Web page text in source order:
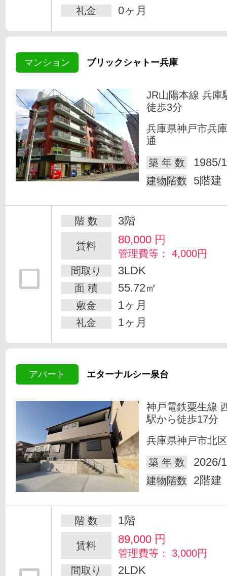
礼金 0ヶ月
マンション ブリックシャトー兵庫
JR山陽本線 兵庫
徒歩3分
兵庫県神戸市兵
通
築 年 数
1985/
建物階数 5階建
階 数 3階
賃料 80,000 円
管理費等： 4,000円
間取り
3LDK
面 積 55.72㎡
敷金 1ヶ月
礼金 1ヶ月
アパート エターナルシー泉台
神戸電鉄粟生線
駅から徒歩17分
兵庫県神戸市北
築 年 数
2026/
建物階数 2階建
階 数 1階
賃料 89,000 円
管理費等： 3,000円
間取り
2LDK